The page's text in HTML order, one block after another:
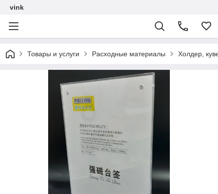
vink
Товары и услуги Расходные материалы Холдер,